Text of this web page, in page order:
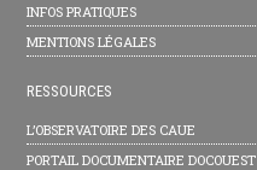
INFOS PRATIQUES
MENTIONS LÉGALES
RESSOURCES
L’OBSERVATOIRE DES CAUE
PORTAIL DOCUMENTAIRE DOCOUEST